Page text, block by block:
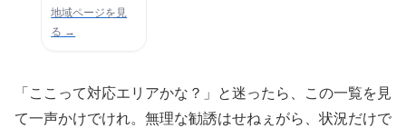
地域ページを見
る →
「ここって対応エリアかな？」と迷ったら、この一覧を見
て一声かけでけれ。無理な勧誘はせねぇがら、状況だけで